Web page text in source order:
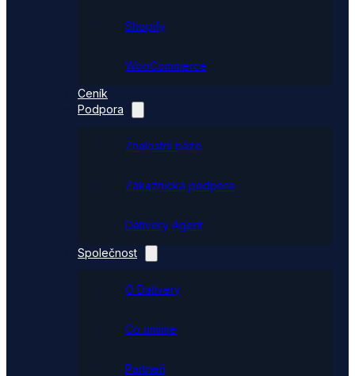
Shopify
WooCommerce
Ceník
Podpora
Znalostní báze
Zákaznická podpora
Dativery Agent
Společnost
O Dativery
Co umíme
Partneři